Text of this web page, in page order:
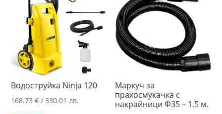
Водоструйка Ninja 120
168.73€ / 330.01 лв.
Маркуч за
прахосмукачка с
накрайници Ф35 – 1.5 м.